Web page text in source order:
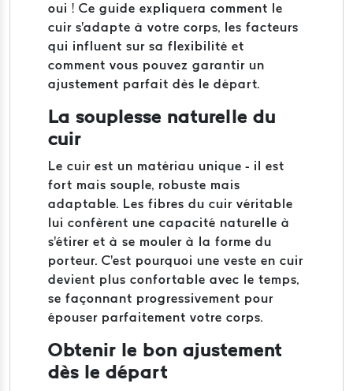
oui ! Ce guide expliquera comment le
cuir s'adapte à votre corps, les facteurs
qui influent sur sa flexibilité et
comment vous pouvez garantir un
ajustement parfait dès le départ.
La souplesse naturelle du
cuir
Le cuir est un matériau unique - il est
fort mais souple, robuste mais
adaptable. Les fibres du cuir véritable
lui confèrent une capacité naturelle à
s'étirer et à se mouler à la forme du
porteur. C'est pourquoi une veste en cuir
devient plus confortable avec le temps,
se façonnant progressivement pour
épouser parfaitement votre corps.
Obtenir le bon ajustement
dès le départ